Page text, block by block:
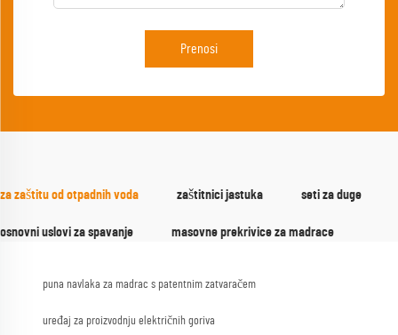
Prenosi
za zaštitu od otpadnih voda zaštitnici jastuka seti za duge
osnovni uslovi za spavanje masovne prekrivice za madrace
puna navlaka za madrac s patentnim zatvaračem
uređaj za proizvodnju električnih goriva